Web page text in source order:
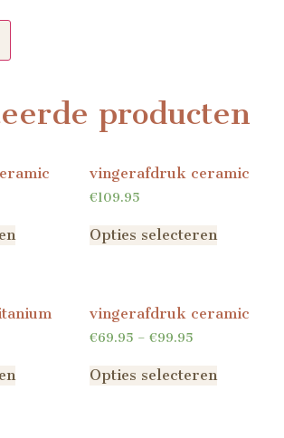
producten
vingerafdruk ceramic
€109.95
Opties selecteren
vingerafdruk ceramic
€69.95 – €99.95
Opties selecteren